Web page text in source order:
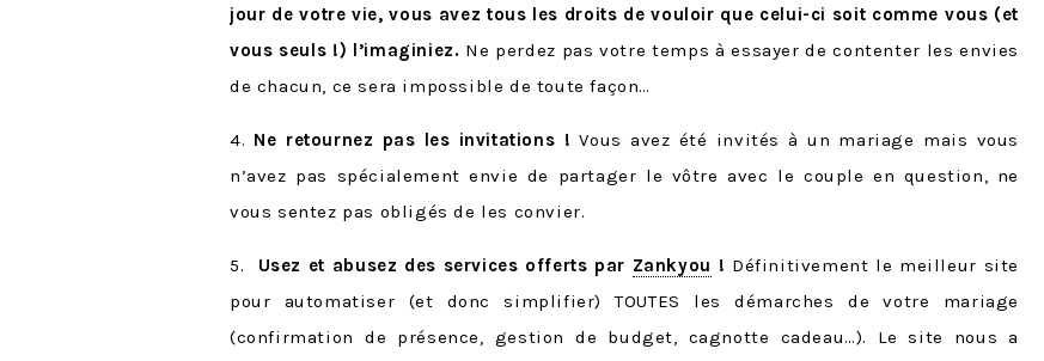
jour de votre vie, vous avez tous les droits de vouloir que celui-ci soit comme vous (et
vous seuls !) l’imaginiez. Ne perdez pas votre temps à essayer de contenter les envies
de chacun, ce sera impossible de toute façon…
4. Ne retournez pas les invitations ! Vous avez été invités à un mariage mais vous
n’avez pas spécialement envie de partager le vôtre avec le couple en question, ne
vous sentez pas obligés de les convier.
5. Usez et abusez des services offerts par Zankyou ! Définitivement le meilleur site
pour automatiser (et donc simplifier) TOUTES les démarches de votre mariage
(confirmation de présence, gestion de budget, cagnotte cadeau…). Le site nous a